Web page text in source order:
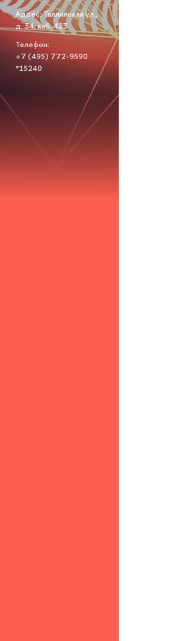
Адрес: Таллинская ул.,
д. 34, каб. 423
Телефон:
+7 (495) 772-9590
*15240